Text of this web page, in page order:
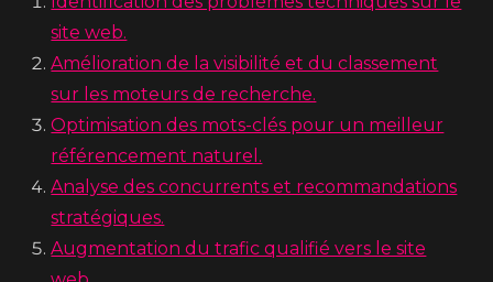
site web.
Amélioration de la visibilité et du classement
sur les moteurs de recherche.
Optimisation des mots-clés pour un meilleur
référencement naturel.
Analyse des concurrents et recommandations
stratégiques.
Augmentation du trafic qualifié vers le site